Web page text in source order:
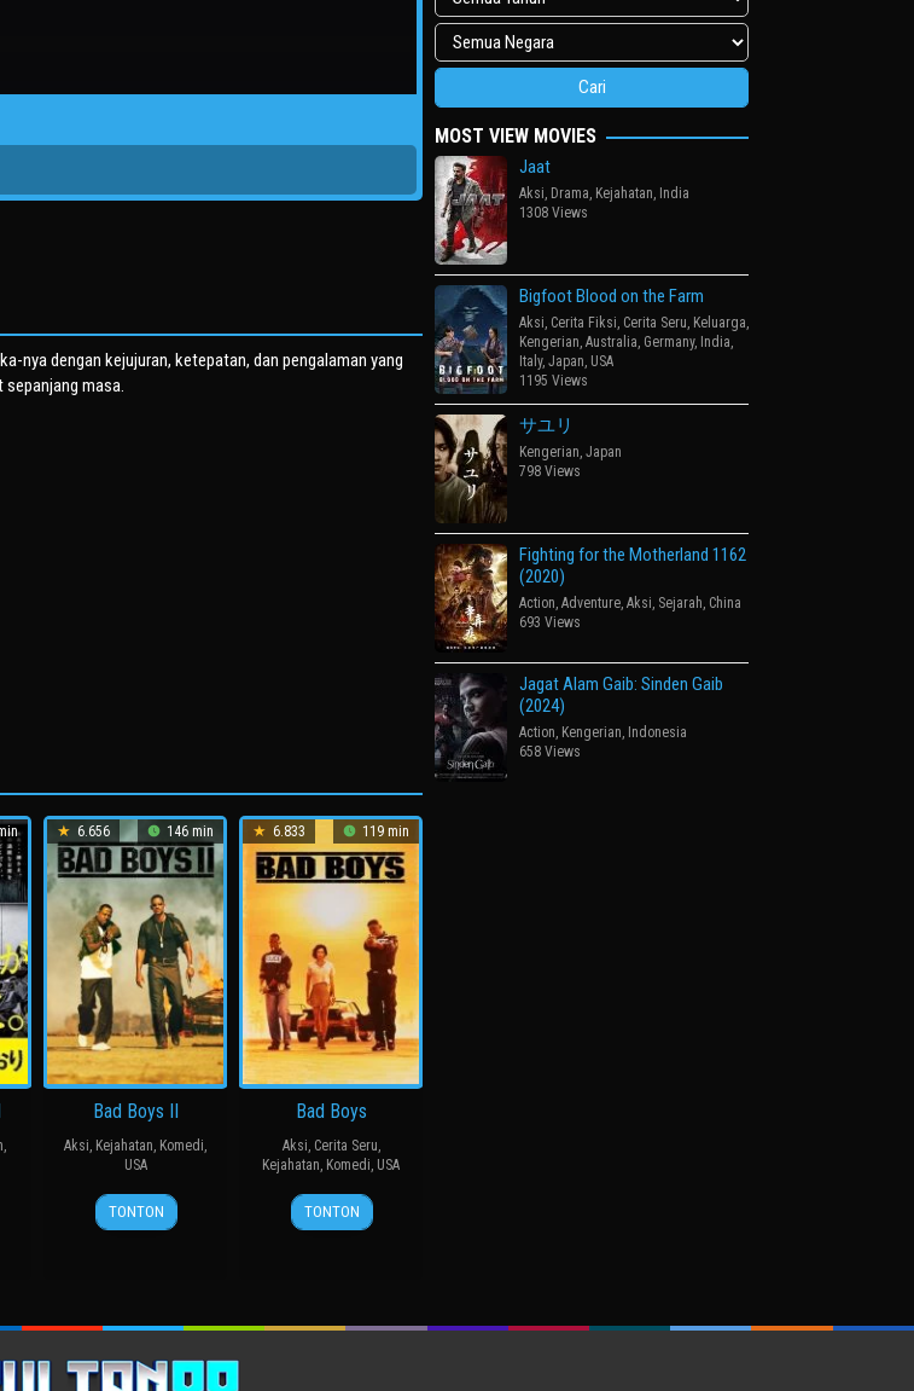
nya dengan kejujuran, ketepatan, dan pengalaman yang
masa.
6.656 146 min
Bad Boys II
Aksi Kejahatan Komedi
USA
18
Jul
Michael
Bay
TONTON
6.833 119 min
Bad Boys
Aksi Cerita Seru
Kejahatan Komedi USA
7
Apr
Michael
Bay
TONTON
MOST VIEW MOVIES
Jaat
Aksi, Drama, Kejahatan, India
1308 Views
Bigfoot Blood on the Farm
Aksi, Cerita Fiksi, Cerita Seru, Keluarga,
Kengerian, Australia, Germany, India,
Italy, Japan, USA
1195 Views
サユリ
Kengerian, Japan
798 Views
Fighting for the Motherland 1162
(2020)
Action, Adventure, Aksi, Sejarah, China
693 Views
Jagat Alam Gaib: Sinden Gaib
(2024)
Action, Kengerian, Indonesia
658 Views